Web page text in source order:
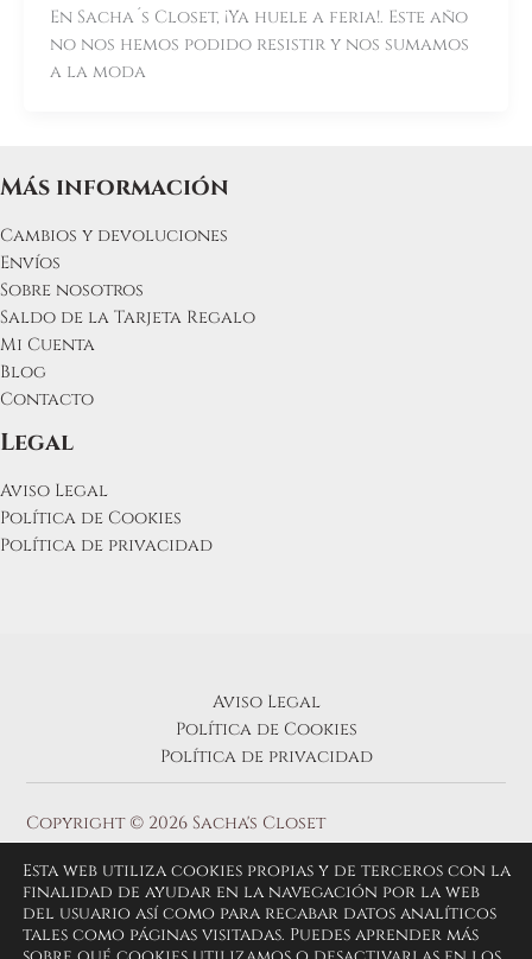
En Sacha´s Closet, ¡Ya huele a feria!. Este año
no nos hemos podido resistir y nos sumamos
a la moda
Más información
Cambios y devoluciones
Envíos
Sobre nosotros
Saldo de la Tarjeta Regalo
Mi Cuenta
Blog
Contacto
Legal
Aviso Legal
Política de Cookies
Política de privacidad
Aviso Legal
Política de Cookies
Política de privacidad
Copyright © 2026 Sacha's Closet
Esta web utiliza cookies propias y de terceros con la
finalidad de ayudar en la navegación por la web
del usuario así como para recabar datos analíticos
tales como páginas visitadas. Puedes aprender más